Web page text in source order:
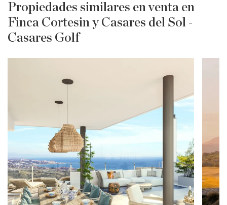
Propiedades similares en venta en
Finca Cortesin y Casares del Sol -
Casares Golf